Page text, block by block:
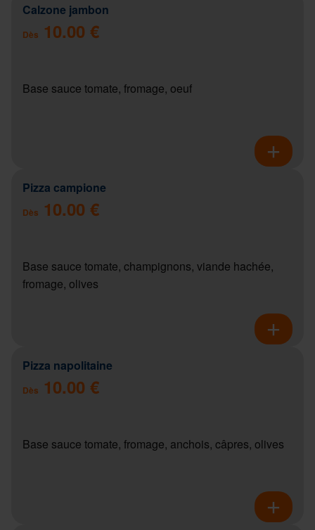
Calzone jambon
Dès 10.00 €
Base sauce tomate, fromage, oeuf
Pizza campione
Dès 10.00 €
Base sauce tomate, champignons, viande hachée,
fromage, olives
Pizza napolitaine
Dès 10.00 €
Base sauce tomate, fromage, anchois, câpres, olives